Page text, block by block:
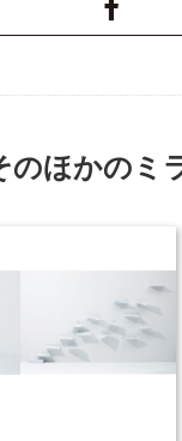
のほかのミ